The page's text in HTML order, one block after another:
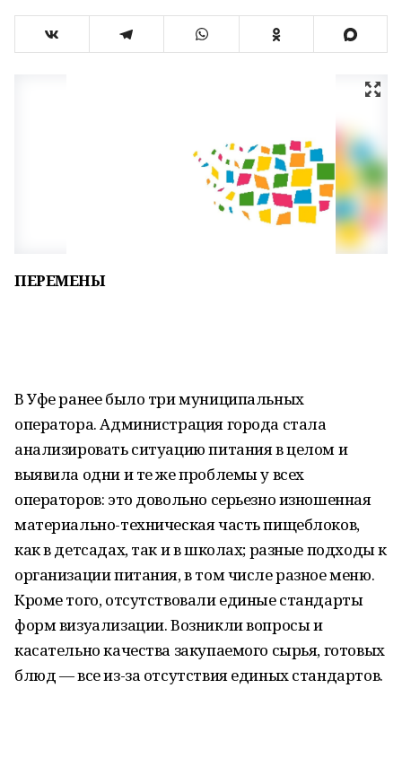
ПЕРЕМЕНЫ
В Уфе ранее было три муниципальных
оператора. Администрация города стала
анализировать ситуацию питания в целом и
выявила одни и те же проблемы у всех
операторов: это довольно серьезно изношенная
материально-техническая часть пищеблоков,
как в детсадах, так и в школах; разные подходы к
организации питания, в том числе разное меню.
Кроме того, отсутствовали единые стандарты
форм визуализации. Возникли вопросы и
касательно качества закупаемого сырья, готовых
блюд — все из-за отсутствия единых стандартов.